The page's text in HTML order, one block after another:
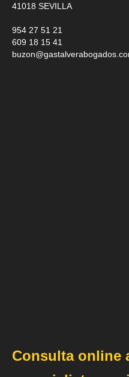
41018 SEVILLA
954 27 51 21
609 18 15 41
Consulta online